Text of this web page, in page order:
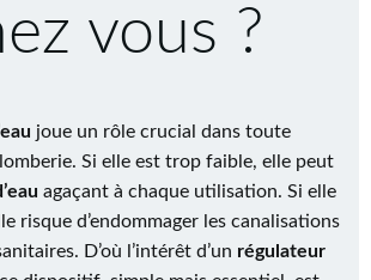
vous ?
joue un rôle crucial dans toute
Si elle est trop faible, elle peut
agaçant à chaque utilisation. Si elle
risque d’endommager les canalisations
D’où l’intérêt d’un régulateur